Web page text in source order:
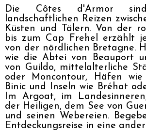
Die Côtes d'Armor
landschaftlichen Reizen
Küsten und Tälern. Von der
bis zum Cap Frehel erzählt
von der nördlichen Bretagne.
wie die Abtei von Beauport
von Guildo, mittelalterliche
oder Moncontour, Häfen
Binic und Inseln wie Bréhat
Im Argoat, im
der Heiligen, dem See von
und seinen Webereien.
Entdeckungsreise in eine